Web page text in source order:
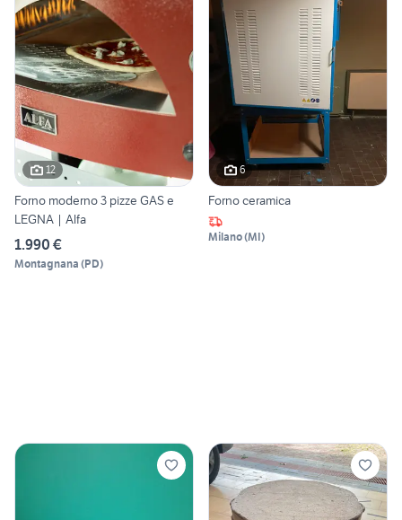
12
Forno moderno 3 pizze GAS e
LEGNA | Alfa
1.990 €
Montagnana (PD)
6
Forno ceramica
Milano(MI)